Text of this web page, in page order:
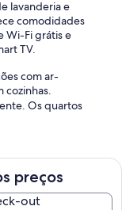
lavanderia e
comodidades
Wi-Fi grátis e
TV.
com ar-
cozinhas.
Os quartos
preços
out